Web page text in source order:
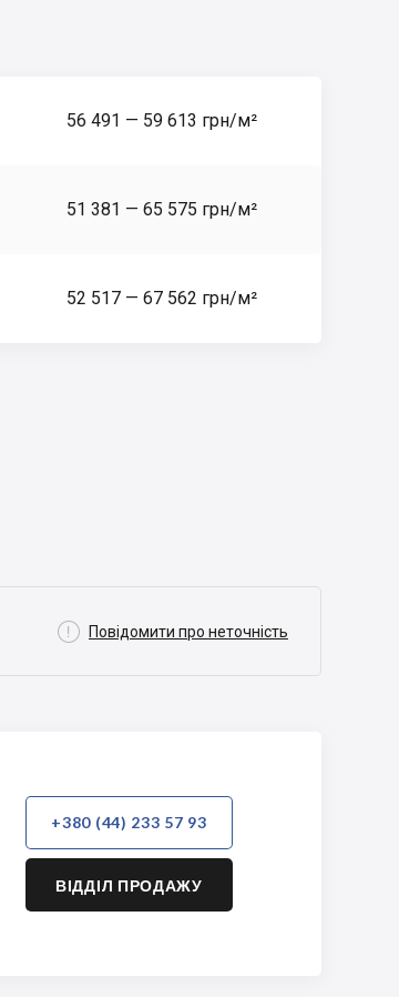
56 491 — 59 613 грн/м²
51 381 — 65 575 грн/м²
52 517 — 67 562 грн/м²
 Повідомити про неточність
+380 (44) 233 57 93
ВІДДІЛ ПРОДАЖУ